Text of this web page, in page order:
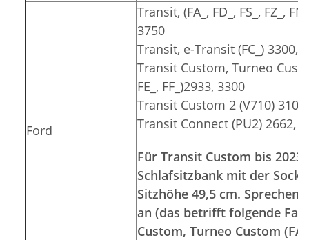
Ford
Transit, (FA_, FD_, FS_, FZ_,
3750
Transit, e-Transit (FC_) 3300,
Transit Custom, Turneo
FE_, FF_)2933, 3300
Transit Custom 2 (V710)
Transit Connect (PU2) 2662,
Für Transit Custom bis
Schlafsitzbank mit der
Sitzhöhe 49,5 cm. Sprechen
an (das betrifft folgende
Custom, Turneo Custom